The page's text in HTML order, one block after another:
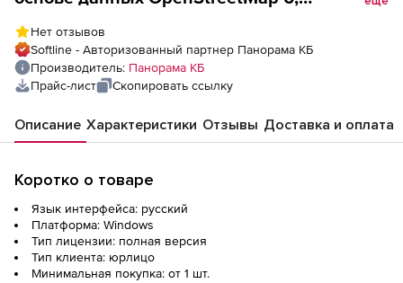
Нет отзывов
Softline - Авторизованный партнер Панорама КБ
Производитель: Панорама КБ
Прайс-лист
Скопировать ссылку
Описание Характеристики Отзывы Доставка и оплата
Коротко о товаре
Язык интерфейса: русский
Платформа: Windows
Тип лицензии: полная версия
Тип клиента: юрлицо
Минимальная покупка: от 1 шт.